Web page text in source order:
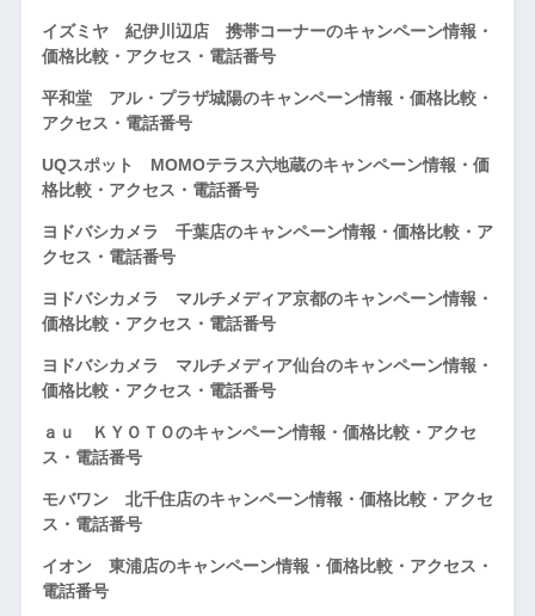
イズミヤ 紀伊川辺店 携帯コーナーのキャンペーン情報・
価格比較・アクセス・電話番号
平和堂 アル・プラザ城陽のキャンペーン情報・価格比較・
アクセス・電話番号
UQスポット MOMOテラス六地蔵のキャンペーン情報・価
格比較・アクセス・電話番号
ヨドバシカメラ 千葉店のキャンペーン情報・価格比較・ア
クセス・電話番号
ヨドバシカメラ マルチメディア京都のキャンペーン情報・
価格比較・アクセス・電話番号
ヨドバシカメラ マルチメディア仙台のキャンペーン情報・
価格比較・アクセス・電話番号
ａｕ ＫＹＯＴＯのキャンペーン情報・価格比較・アクセ
ス・電話番号
モバワン 北千住店のキャンペーン情報・価格比較・アクセ
ス・電話番号
イオン 東浦店のキャンペーン情報・価格比較・アクセス・
電話番号